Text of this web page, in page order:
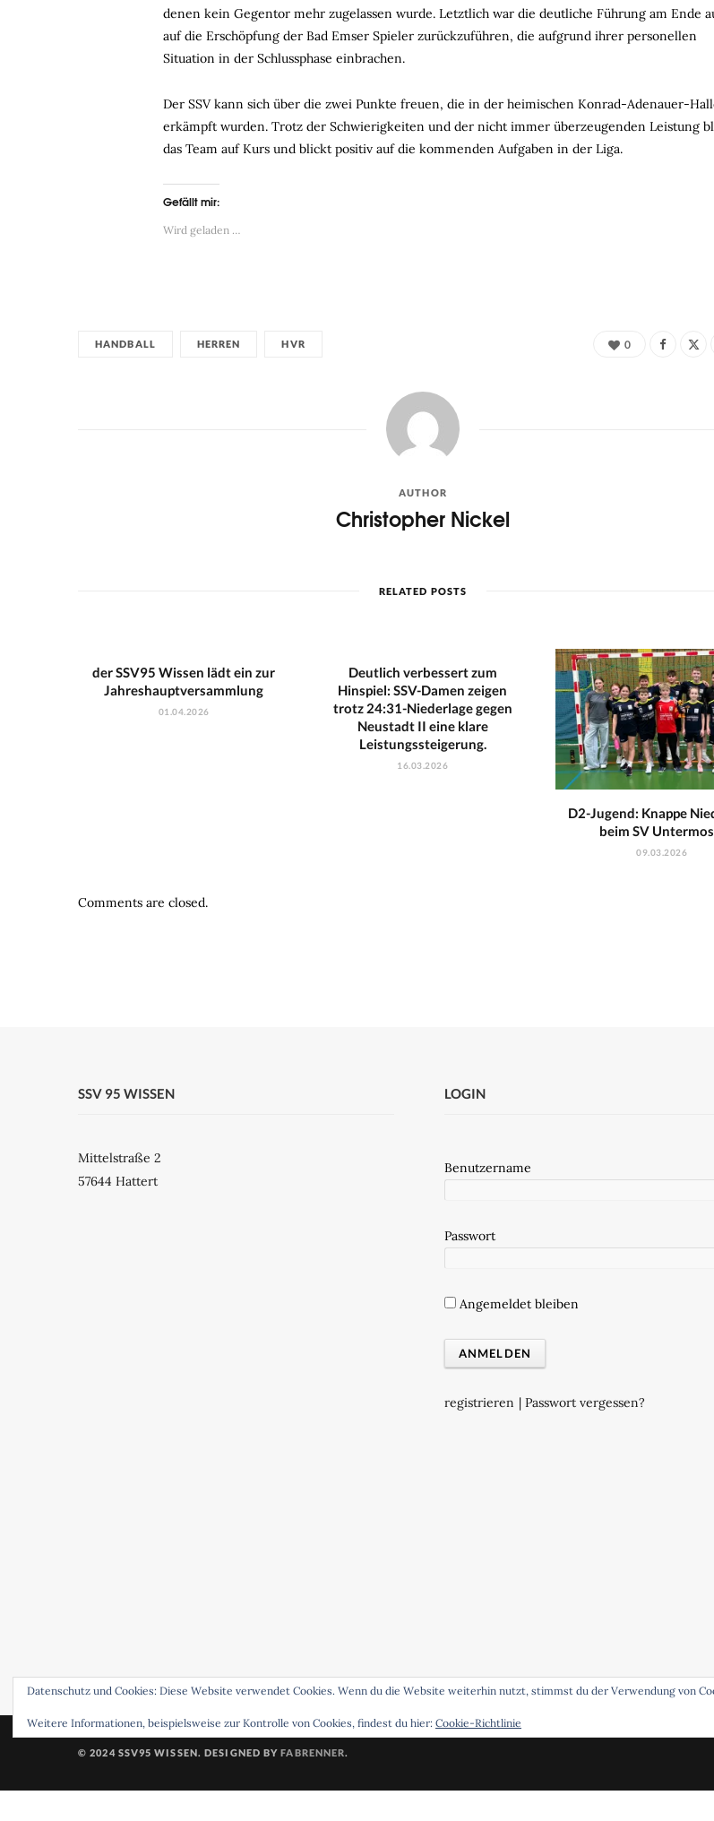
denen kein Gegentor mehr zugelassen wurde. Letztlich war die deutliche Führung am Ende
auf die Erschöpfung der Bad Emser Spieler zurückzuführen, die aufgrund ihrer personellen
Situation in der Schlussphase einbrachen.
Der SSV kann sich über die zwei Punkte freuen, die in der heimischen Konrad-Adenauer-
erkämpft wurden. Trotz der Schwierigkeiten und der nicht immer überzeugenden Leistung
das Team auf Kurs und blickt positiv auf die kommenden Aufgaben in der Liga.
Gefällt mir:
Wird geladen …
HANDBALL HERREN HVR 0
AUTHOR
Christopher Nickel
RELATED POSTS
der SSV95 Wissen lädt ein zur
Jahreshauptversammlung
01.04.2026
Deutlich verbessert zum
Hinspiel: SSV-Damen zeigen
trotz 24:31-Niederlage gegen
Neustadt II eine klare
Leistungssteigerung.
16.03.2026
D2-Jugend: Knappe
beim SV
09.03.2026
Comments are closed.
Datenschutz und Cookies: Diese Website verwendet Cookies. Wenn du die Website weiterhin nutzt, stimmst du der Verwendung von
Weitere Informationen, beispielsweise zur Kontrolle von Cookies, findest du hier: Cookie-Richtlinie
SSV 95 WISSEN
Mittelstraße 2
57644 Hattert
LOGIN
Benutzername
Passwort
Angemeldet bleiben
registrieren | Passwort vergessen?
© 2024 SSV95 WISSEN. DESIGNED BYFABRENNER.